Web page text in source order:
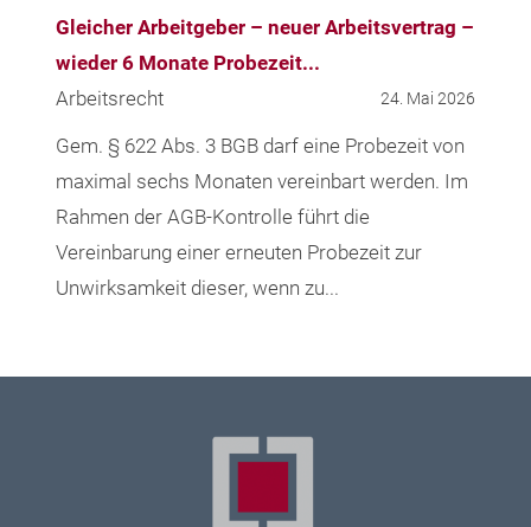
Gleicher Arbeitgeber – neuer Arbeitsvertrag –
wieder 6 Monate Probezeit...
24. Mai 2026
Arbeitsrecht
Gem. § 622 Abs. 3 BGB darf eine Probezeit von
maximal sechs Monaten vereinbart werden. Im
Rahmen der AGB-Kontrolle führt die
Vereinbarung einer erneuten Probezeit zur
Unwirksamkeit dieser, wenn zu...